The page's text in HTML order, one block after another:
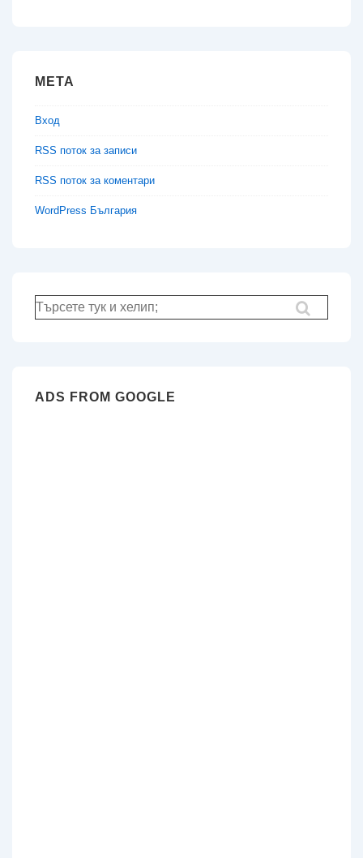
МЕТА
Вход
RSS поток за записи
RSS поток за коментари
WordPress България
Търсене
за:
ADS FROM GOOGLE